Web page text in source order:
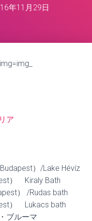
年11月29日
ア
）/Lake Hévíz
） Kiraly Bath
） /Rudas bath
） Lukacs bath
ブルーマ